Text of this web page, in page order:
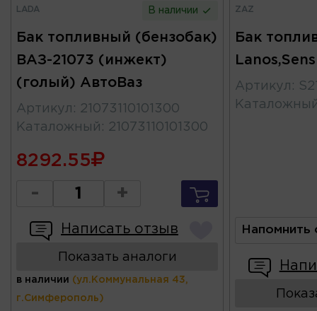
LADA В наличии
Бак топливный (бензобак)
ВАЗ-21073 (инжект)
(голый) АвтоВаз
Артикул : 21073110101300
Каталожный : 21073110101300
8292.55
- +
Написать отзыв
Показать аналоги
в наличии (ул.Коммунальная 43,
г.Симферополь)
ZAZ
Бак
Артикул :
Напомнить